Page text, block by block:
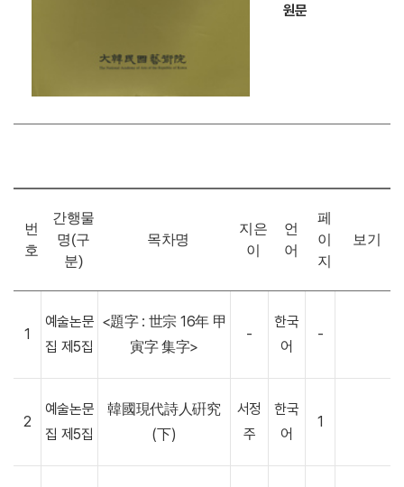
원문
번
호
간행물
명(구
분)
목차명
지은
이
언
어
페
이
지
보기
1
예술논문
집 제5집
<題字 : 世宗 16年 甲
寅字 集字>
-
한국
어
-
2
예술논문
집 제5집
韓國現代詩人硏究
(下)
서정
주
한국
어
1